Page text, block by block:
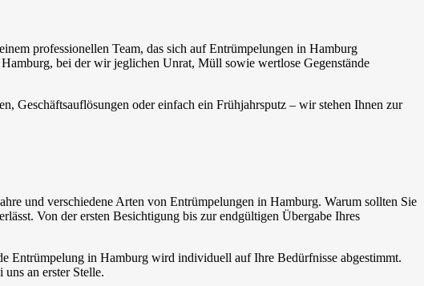
professionellen Team, das sich auf Entrümpelungen in Hamburg
bei der wir jeglichen Unrat, Müll sowie wertlose Gegenstände
Geschäftsauflösungen oder einfach ein Frühjahrsputz – wir stehen Ihnen zur
und verschiedene Arten von Entrümpelungen in Hamburg. Warum sollten Sie
Von der ersten Besichtigung bis zur endgültigen Übergabe Ihres
Entrümpelung in Hamburg wird individuell auf Ihre Bedürfnisse abgestimmt.
an erster Stelle.